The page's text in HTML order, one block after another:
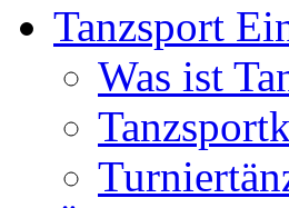
Tanzsport
Was ist